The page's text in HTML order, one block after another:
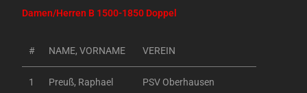
Damen/Herren B 1500-1850 Doppel
# NAME, VORNAME VEREIN
1
Preuß, Raphael
PSV Oberhausen